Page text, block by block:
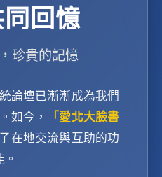
回憶
珍貴的記憶
論壇已漸漸成為我們
如今，
「愛北大臉書
在地交流與互助的功
。